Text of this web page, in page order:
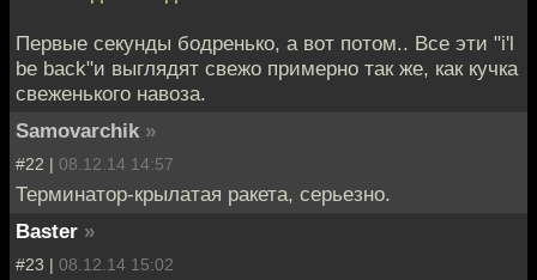
Первые секунды бодренько, а вот потом.. Все эти "i'l
be back"и выглядят свежо примерно так же, как кучка
свеженького навоза.
Samovarchik »
#22 | 08.12.14 14:57
Терминатор-крылатая ракета, серьезно.
Baster »
#23 | 08.12.14 15:02